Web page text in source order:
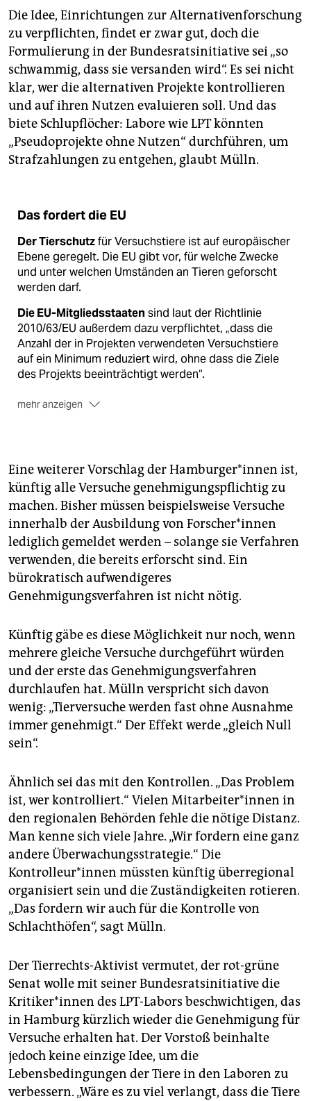
Die Idee, Einrichtungen zur Alternativenforschung
zu verpflichten, findet er zwar gut, doch die
Formulierung in der Bundesratsinitiative sei „so
schwammig, dass sie versanden wird“. Es sei nicht
klar, wer die alternativen Projekte kontrollieren
und auf ihren Nutzen evaluieren soll. Und das
biete Schlupflöcher: Labore wie LPT könnten
„Pseudoprojekte ohne Nutzen“ durchführen, um
Strafzahlungen zu entgehen, glaubt Mülln.
Das fordert die EU
Der Tierschutzfür Versuchstiere ist auf europäischer
Ebene geregelt. Die EU gibt vor, für welche Zwecke
und unter welchen Umständen an Tieren geforscht
werden darf.
Die EU-Mitgliedsstaatensind laut der Richtlinie
2010/63/EU außerdem dazu verpflichtet, „dass die
Anzahl der in Projekten verwendeten Versuchstiere
auf ein Minimum reduziert wird, ohne dass die Ziele
des Projekts beeinträchtigt werden“.
mehr anzeigen
und Pflege sowie die Methoden, die in Verfahren an­
gewandt werden, verbessert werden, damit mögliche
Schmerzen, Leiden, Ängste oder dauerhafte Schäden
ausgeschaltet oder auf ein Minimum reduziert
werden“.
Eine weiterer Vorschlag der Hamburger*innen ist,
künftig alle Versuche genehmigungspflichtig zu
machen. Bisher müssen beispielsweise Versuche
innerhalb der Ausbildung von Forscher*innen
lediglich gemeldet werden – solange sie Verfahren
verwenden, die bereits erforscht sind. Ein
bürokratisch aufwendigeres
Genehmigungsverfahren ist nicht nötig.
Künftig gäbe es diese Möglichkeit nur noch, wenn
mehrere gleiche Versuche durchgeführt würden
und der erste das Genehmigungsverfahren
durchlaufen hat. Mülln verspricht sich davon
wenig: „Tierversuche werden fast ohne Ausnahme
immer genehmigt.“ Der Effekt werde „gleich Null
sein“.
Ähnlich sei das mit den Kontrollen. „Das Problem
ist, wer kontrolliert.“ Vielen Mitarbeiter*innen in
den regionalen Behörden fehle die nötige Distanz.
Man kenne sich viele Jahre. „Wir fordern eine ganz
andere Überwachungsstrategie.“ Die
Kontrolleur*innen müssten künftig überregional
organisiert sein und die Zuständigkeiten rotieren.
„Das fordern wir auch für die Kontrolle von
Schlachthöfen“, sagt Mülln.
Der Tierrechts-Aktivist vermutet, der rot-grüne
Senat wolle mit seiner Bundesratsinitiative die
Kritiker*innen des LPT-Labors beschwichtigen, das
in Hamburg kürzlich wieder die Genehmigung für
Versuche erhalten hat. Der Vorstoß beinhalte
jedoch keine einzige Idee, um die
Lebensbedingungen der Tiere in den Laboren zu
verbessern. „Wäre es zu viel verlangt, dass die Tiere